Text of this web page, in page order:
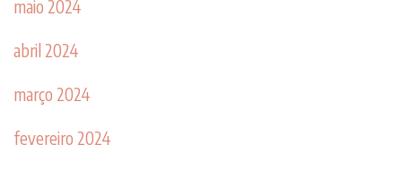
maio 2024
abril 2024
março 2024
fevereiro 2024